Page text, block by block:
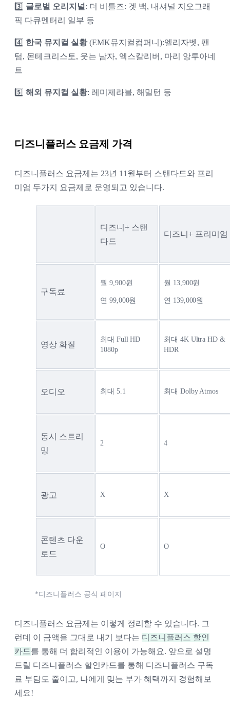
3️⃣ 글로벌 오리지널 : 더 비틀즈: 겟 백, 내셔널 지오그래
픽 다큐멘터리 일부 등
4️⃣ 한국 뮤지컬 실황 (EMK뮤지컬컴퍼니):엘리자벳, 팬
텀, 몬테크리스토, 웃는 남자, 엑스칼리버, 마리 앙투아네
트
5️⃣ 해외 뮤지컬 실황: 레미제라블, 해밀턴 등
디즈니플러스 요금제 가격
디즈니플러스 요금제는 23년 11월부터 스탠다드와 프리
미엄 두가지 요금제로 운영되고 있습니다.
디즈니+ 스탠
다드
디즈니+ 프리미엄
구독료
월 9,900원
연 99,000원
월 13,900원
연 139,000원
영상 화질
최대 Full HD
1080p
최대 4K Ultra HD &
HDR
오디오 최대 5.1 최대 Dolby Atmos
동시 스트리
밍
2 4
광고 X X
콘텐츠 다운
로드
O O
*디즈니플러스 공식 페이지
디즈니플러스 요금제는 이렇게 정리할 수 있습니다. 그
런데 이 금액을 그대로 내기 보다는 디즈니플러스 할인
카드를 통해 더 합리적인 이용이 가능해요. 앞으로 설명
드릴 디즈니플러스 할인카드를 통해 디즈니플러스 구독
료 부담도 줄이고, 나에게 맞는 부가 혜택까지 경험해보
세요!